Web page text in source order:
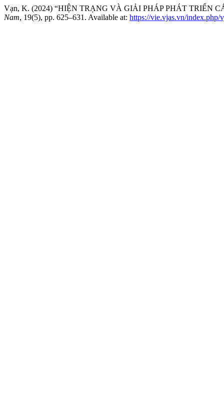
Vạn, K. (2024) “HIỆN TRẠNG VÀ GIẢI PHÁP PHÁT TRIỂN
Nam, 19(5), pp. 625–631. Available at: https://vie.vjas.vn/index.php/